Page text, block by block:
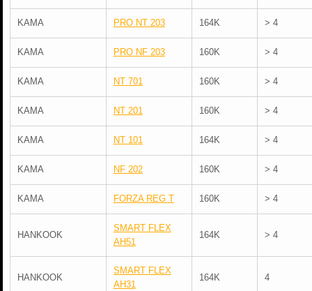
KAMA PRO NT 203 164K > 4
KAMA PRO NF 203 160K > 4
KAMA NT 701 160K > 4
KAMA NT 201 160K > 4
KAMA NT 101 164K > 4
KAMA NF 202 160K > 4
KAMA FORZA REG T 160K > 4
HANKOOK
SMART FLEX
AH51
164K > 4
HANKOOK
SMART FLEX
AH31
164K 4